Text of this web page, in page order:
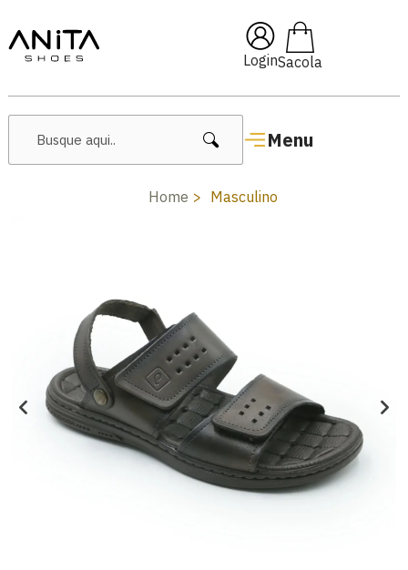
Login
Menu
🔥 Lançamentos Femininos
Home Masculino